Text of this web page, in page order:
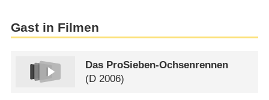
Gast in Filmen
Das ProSieben-Ochsenrennen
(D 2006)